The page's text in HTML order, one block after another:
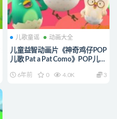
儿歌童谣 动画大全
儿童益智动画片《神奇鸡仔POP
儿歌 Pat a Pat Como》POP儿歌
片神奇鸡仔POP儿歌全集下载
6年前 0 4.0K 3